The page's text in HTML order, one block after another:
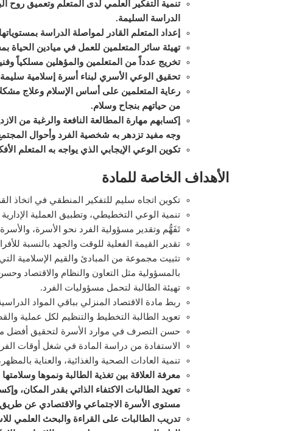
تنمية التفكير العلمي لدى المتعلم وتعميق روح
الدراسة السليمة.
إعداد المتعلم القادر لمواصلة الدراسة
تهيئة سائر المتعلمين للعمل في ميادين الحياة
تخريج عدداً من المتعلمين والمؤهلين مسلكياً
تحقيق الوعي الأسري لبناء أسرة إسلامية
رعاية المتعلمين على أساس الإسلام وعلاج
من حياتهم بنجاح وسلام.
إكسابهم مهارة المطالعة النافعة والرغبة من
وجه مفيد تزدهر به شخصية الفرد وأحوال
تكوين الوعي الإيجابي الذي يواجه به المتعلم
الأهداف الخاصة للمادة
تكوين اتجاه سليم للتفكير المنطقي في اتخاذ
تنمية الوعي التخطيطي، وتطبيق العملية
تَفَهُّم وتقدير مسؤولية الفرد نحو الأسرة،
تقدير القيمة الفعلية للوقت والجهد بالنسبة
تثبيت مجموعة من المبادئ والقيم الإسلامية
بالمسؤولية مثل التعاون والنظام والاقتصاد
تهيئة الطالبة لتحمل مسؤوليات الفرد.
ربط مادة الاقتصاد المنزلي بباقي المواد
تعويد الطالبة التخطيط والتنظيم لكل عملية
حسن التصرف في موارد الأسرة لتحقيق أفضل
الاستفادة من دراسة المادة في شغل أوقات
تنمية العادات الصحية والغذائية، والعناية
معرفة العلاقة بين تغذية الطالبة ونموها
تعويد الطالبات الاكتفاء الذاتي بقدر المكان،
مستوى الأسرة الاجتماعي والاقتصادي عن طريق
تدريب الطالبات على القراءة والبحث العلمي